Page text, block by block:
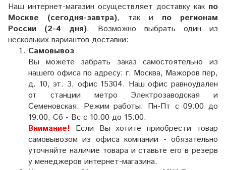
Наш интернет-магазин осуществляет доставку как по
Москве (сегодня-завтра), так и по регионам
России (2-4 дня). Возможно выбрать один из
нескольких вариантов доставки:
Самовывоз
Вы можете забрать заказ самостоятельно из
нашего офиса по адресу: г. Москва, Мажоров пер,
д. 10, эт. 3, офис 15304. Наш офис равноудален
от станции метро Электрозаводская и
Семеновская. Режим работы: Пн-Пт с 09:00 до
19:00, Сб - Вс с 10:00 до 15:00.
Внимание! Если Вы хотите приобрести товар
самовывозом из офиса компании - обязательно
уточняйте наличие товара и ставьте его в резерв
у менеджеров интернет-магазина.